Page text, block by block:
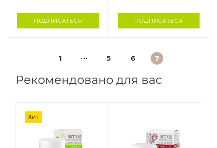
ПОДПИСАТЬСЯ ПОДПИСАТЬСЯ
1 5 6 7
Рекомендовано для вас
Хит